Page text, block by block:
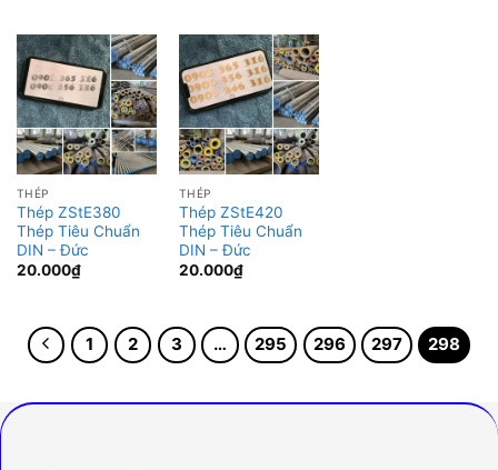
THÉP
Thép ZStE380
Thép Tiêu Chuẩn
DIN – Đức
20.000₫
THÉP
Thép ZStE420
Thép Tiêu Chuẩn
DIN – Đức
20.000₫
1 2 3 … 295 296 297 298